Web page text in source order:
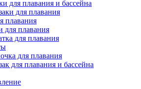
для плавания и бассейна
для плавания
плавания
для плавания
для плавания
для плавания
для плавания и бассейна